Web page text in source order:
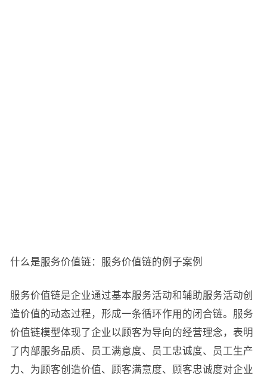
什么是服务价值链：服务价值链的例子案例
服务价值链是企业通过基本服务活动和辅助服务活动创
造价值的动态过程，形成一条循环作用的闭合链。服务
价值链模型体现了企业以顾客为导向的经营理念，表明
了内部服务品质、员工满意度、员工忠诚度、员工生产
力、为顾客创造价值、顾客满意度、顾客忠诚度对企业